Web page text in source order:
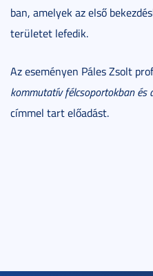
ban, amelyek az első
területet lefedik.
Az eseményen Páles Zsolt
kommutatív félcsoportokban és
címmel tart előadást.